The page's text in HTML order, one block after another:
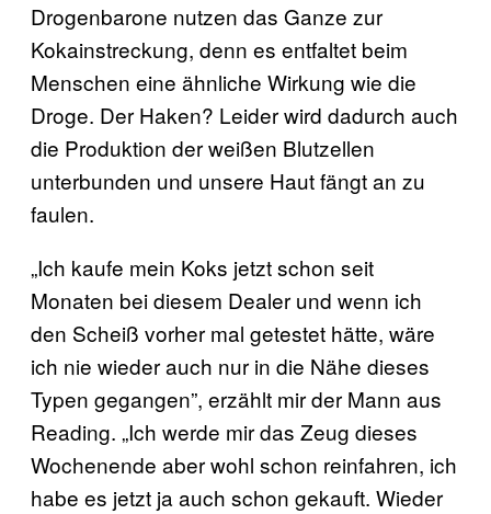
Drogenbarone nutzen das Ganze zur
Kokainstreckung, denn es entfaltet beim
Menschen eine ähnliche Wirkung wie die
Droge. Der Haken? Leider wird dadurch auch
die Produktion der weißen Blutzellen
unterbunden und unsere Haut fängt an zu
faulen.
„Ich kaufe mein Koks jetzt schon seit
Monaten bei diesem Dealer und wenn ich
den Scheiß vorher mal getestet hätte, wäre
ich nie wieder auch nur in die Nähe dieses
Typen gegangen”, erzählt mir der Mann aus
Reading. „Ich werde mir das Zeug dieses
Wochenende aber wohl schon reinfahren, ich
habe es jetzt ja auch schon gekauft. Wieder